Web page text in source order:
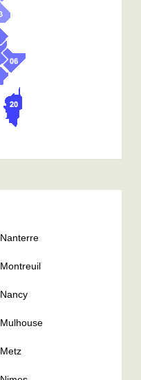
Nanterre
Montreuil
Nancy
Mulhouse
Metz